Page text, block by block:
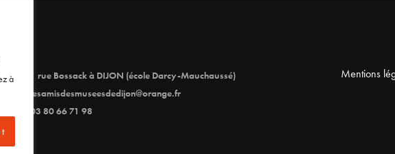
à
1 rue Bossack à DIJON (école Darcy-Mauchaussé)
lesamisdesmuseesdedijon@orange.fr
03 80 66 71 98
Mentions